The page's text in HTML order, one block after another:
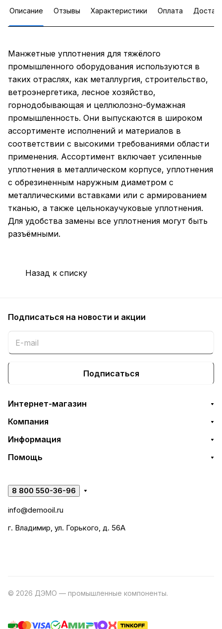
Описание Отзывы Характеристики Оплата
Манжетные уплотнения для тяжёлого
промышленного оборудования используются в
таких отраслях, как металлургия, строительство,
ветроэнергетика, лесное хозяйство,
горнодобывающая и целлюлозно-бумажная
промышленность. Они выпускаются в широком
ассортименте исполнений и материалов в
соответствии с высокими требованиями области
применения. Ассортимент включает усиленные
уплотнения в металлическом корпусе, уплотнения
с обрезиненным наружным диаметром с
металлическими вставками или с армированием
тканью, а также цельнокаучуковые уплотнения.
Для удобства замены все уплотнения могут быть
разъёмными.
Назад к списку
Подписаться на новости и акции
Подписаться
Интернет-магазин
Компания
Информация
Помощь
8 800 550-36-96
info@demooil.ru
г. Владимир, ул. Горького, д. 56А
© 2026 ДЭМО — промышленные компоненты.